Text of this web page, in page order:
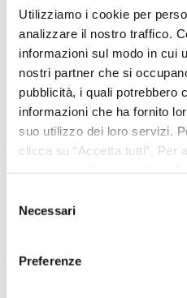
Utilizziamo i cookie per
analizzare il nostro traffico.
informazioni sul modo in cui
nostri partner che si
pubblicità, i quali potrebbero
informazioni che ha fornito
suo utilizzo dei loro servizi.
clicca su “Accetta tutti”. Per
clicca su “accetta
delNecessari
Preferenze
E' indipensabile controllare tutte
intestinale, origine dell'alterazione
Ti potrebbero
Il microbioma polmonare si